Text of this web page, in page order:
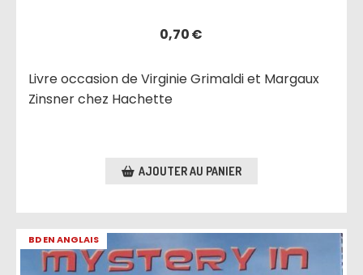
0,70€
Livre occasion de Virginie Grimaldi et Margaux
Zinsner chez Hachette
AJOUTER AU PANIER
BD EN ANGLAIS